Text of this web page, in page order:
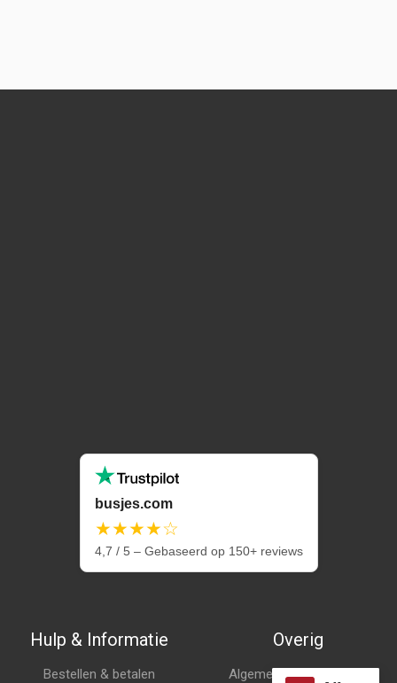
busjes.com
★★★★☆
4,7 / 5 – Gebaseerd op 150+ reviews
Hulp & Informatie
Bestellen & betalen
Overig
Algemene voorwaarden